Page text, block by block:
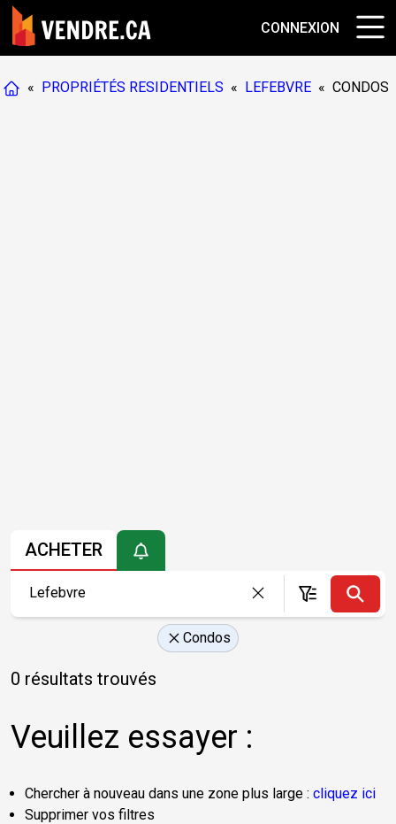
CONNEXION
« PROPRIÉTÉS RESIDENTIELS « LEFEBVRE « CONDOS
ACHETER
Condos
0 résultats trouvés
Veuillez essayer :
Chercher à nouveau dans une zone plus large : cliquez ici
Supprimer vos filtres